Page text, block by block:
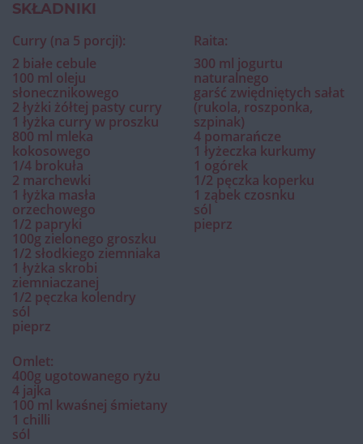
SKŁADNIKI
Curry (na 5 porcji):
2 białe cebule
100 ml oleju
słonecznikowego
2 łyżki żółtej pasty curry
1 łyżka curry w proszku
800 ml mleka
kokosowego
1/4 brokuła
2 marchewki
1 łyżka masła
orzechowego
1/2 papryki
100g zielonego groszku
1/2 słodkiego ziemniaka
1 łyżka skrobi
ziemniaczanej
1/2 pęczka kolendry
sól
pieprz
Raita:
300 ml jogurtu
naturalnego
garść zwiędniętych sałat
(rukola, roszponka,
szpinak)
4 pomarańcze
1 łyżeczka kurkumy
1 ogórek
1/2 pęczka koperku
1 ząbek czosnku
sól
pieprz
Omlet:
400g ugotowanego ryżu
4 jajka
100 ml kwaśnej śmietany
1 chilli
sól